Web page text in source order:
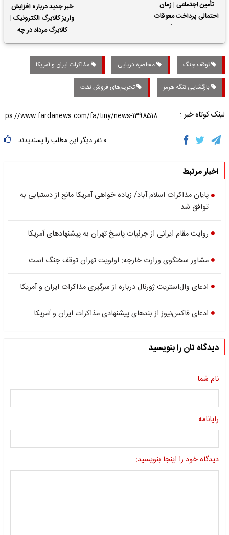
تأمین اجتماعی | زمان
احتمالی پرداخت معوقات
خبر جدید درباره افزایش
واریز کالابرگ الکترونیک |
کالابرگ مرداد در چه
تاریخی واریز خواهد شد؟
توقف جنگ محاصره دریایی مذاکرات ایران و آمریکا
بازگشایی تنگه هرمز تحریم‌های فروش نفت
لینک کوتاه خبر :
۰ نفر دیگر این مطلب را پسندیدند
اخبار مرتبط
پایان مذاکرات اسلام آباد/ زیاده خواهی آمریکا مانع از دستیابی به
توافق شد
روایت مقام ایرانی از جزئیات پاسخ تهران به پیشنهادهای آمریکا
مشاور سخنگوی وزارت خارجه: اولویت تهران توقف جنگ است
ادعای وال‌استریت ژورنال درباره از سرگیری مذاکرات ایران و آمریکا
ادعای فاکس‌نیوز از بندهای پیشنهادی مذاکرات ایران و آمریکا
دیدگاه تان را بنویسید
نام شما
رایانامه
دیدگاه خود را اینجا بنویسید: